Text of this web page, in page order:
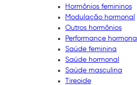
Hormônios femininos
Modulação hormonal
Outros hormônios
Performance hormonal
Saúde feminina
Saúde hormonal
Saúde masculina
Tireoide